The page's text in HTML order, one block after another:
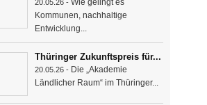
20.05.26 - Wie gelingt es
Kommunen, nachhaltige
Entwicklung...
Thüringer Zukunftspreis für...
20.05.26 - Die „Akademie
Ländlicher Raum“ im Thüringer...